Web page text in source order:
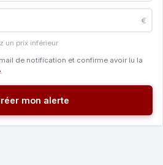
€
un prix inférieur
de notification et confirme avoir lu la
mon alerte